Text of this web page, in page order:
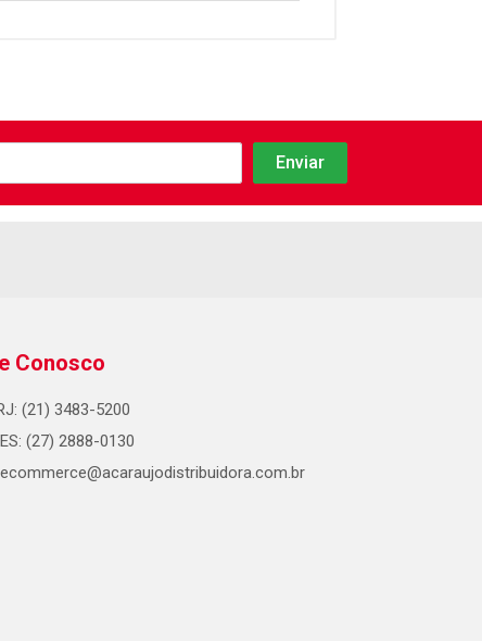
Conosco
(21) 3483-5200
ES: (27) 2888-0130
ecommerce@acaraujodistribuidora.com.br